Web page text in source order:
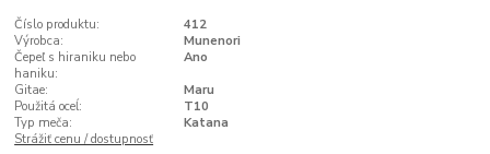
Číslo produktu:
412
Výrobca:
Munenori
Čepeľ s hiraniku nebo
haniku:
Ano
Gitae:
Maru
Použitá oceĺ:
T10
Typ meča:
Katana
Strážiť cenu / dostupnosť